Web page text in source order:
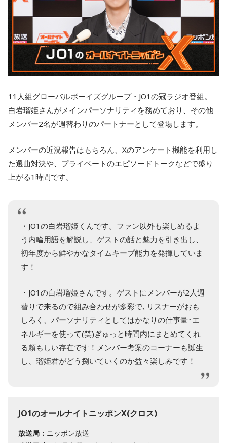
11人組グローバルボーイズグループ・JO1の冠ラジオ番組。
白岩瑠姫さんがメインパーソナリティを務めており、その他
メンバー2名が週替わりのパートナーとして登場します。
メンバーの近況報告はもちろん、Xのアンケート機能を利用し
た選曲対決や、プライベートのエピソードトークなどで盛り
上がる1時間です。
・JO1の白岩瑠姫くんです。ファン以外も楽しめるよ
う内輪用語を解説し、ゲストの話と魅力を引き出し、
初年度から鮮やかなタイムキープ能力を発揮していま
す！
・JO1の白岩瑠姫さんです。ゲストにメンバーが2人週
替りで来るので組み合わせが多彩で､リスナーがおも
しろく、パーソナリティとしてはかなりの仕事量･エ
ネルギーを使って(笑)ぎゅっと時間内にまとめてくれ
る頼もしい存在です！メンバー考案のコーナーも誕生
し、瑠姫君がどう捌いていくのか益々楽しみです！
JO1のオールナイトニッポンX(クロス)
放送局： ニッポン放送